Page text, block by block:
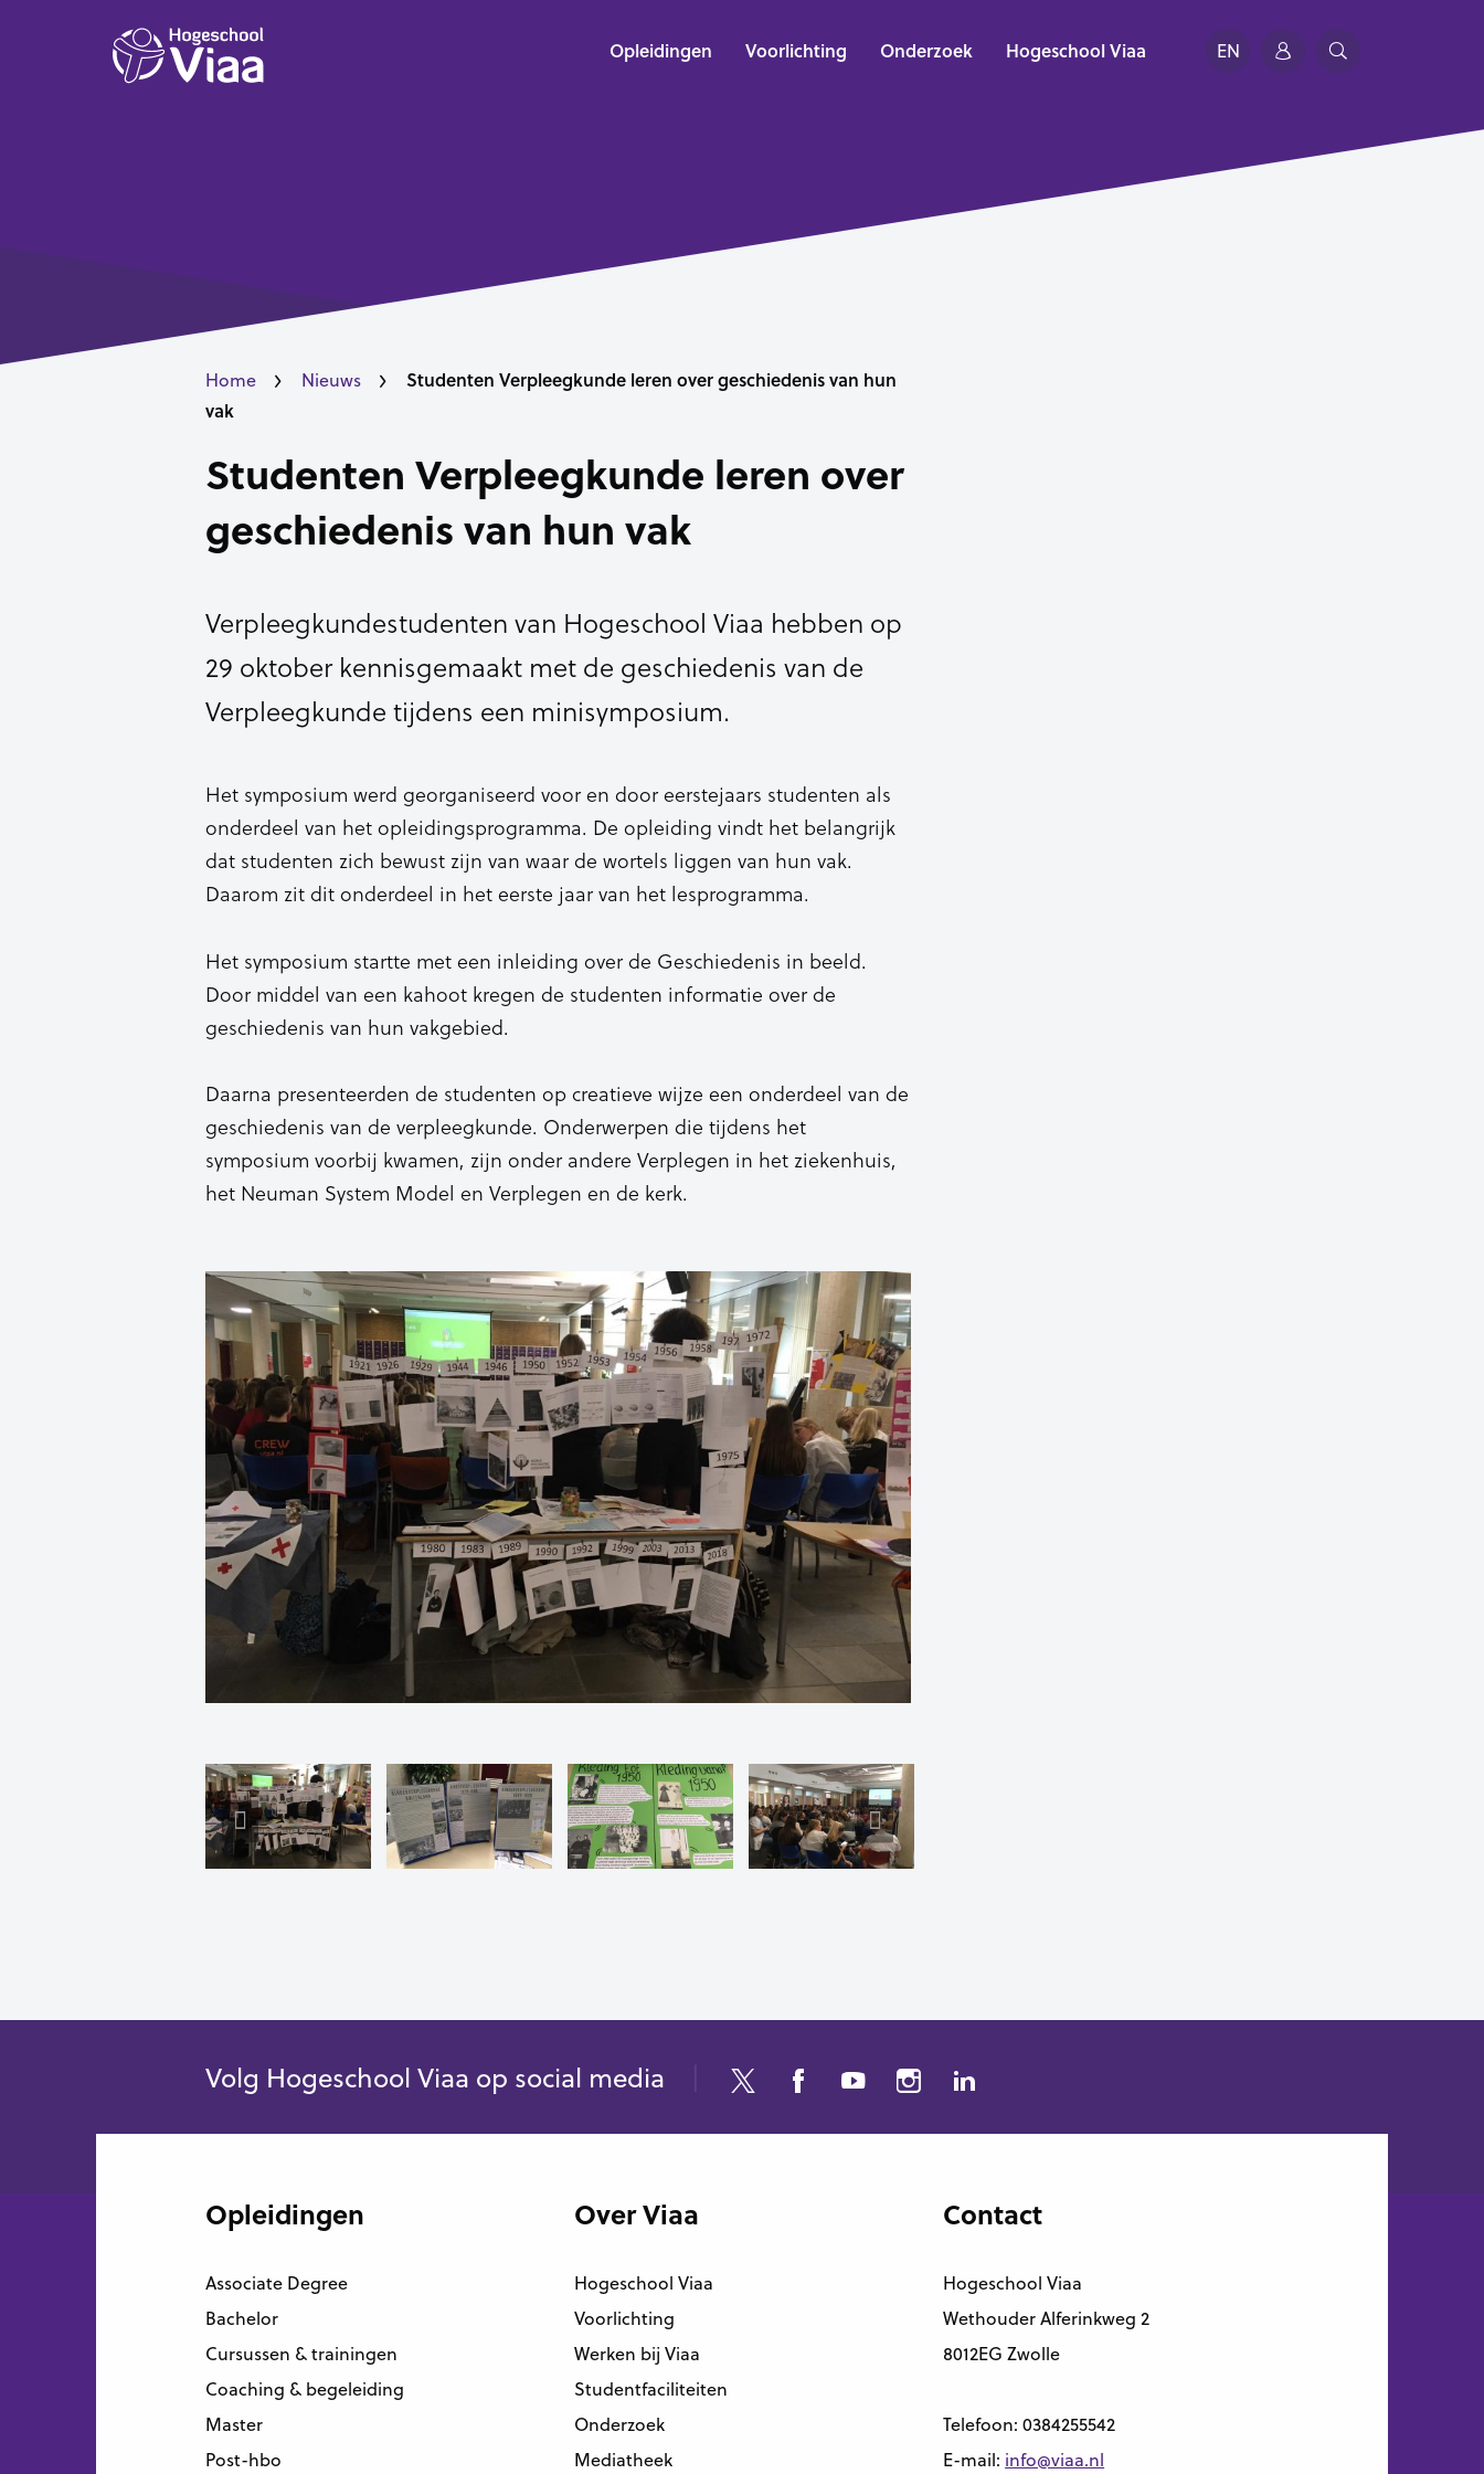
Opleidingen Voorlichting Onderzoek Hogeschool Viaa EN
Home Nieuws
Studenten Verpleegkunde leren over geschiedenis van hun
vak
Studenten Verpleegkunde leren over
geschiedenis van hun vak
Verpleegkundestudenten van Hogeschool Viaa hebben op
29 oktober kennisgemaakt met de geschiedenis van de
Verpleegkunde tijdens een minisymposium.
Het symposium werd georganiseerd voor en door eerstejaars studenten als
onderdeel van het opleidingsprogramma. De opleiding vindt het belangrijk
dat studenten zich bewust zijn van waar de wortels liggen van hun vak.
Daarom zit dit onderdeel in het eerste jaar van het lesprogramma.
Het symposium startte met een inleiding over de Geschiedenis in beeld.
Door middel van een kahoot kregen de studenten informatie over de
geschiedenis van hun vakgebied.
Daarna presenteerden de studenten op creatieve wijze een onderdeel van de
geschiedenis van de verpleegkunde. Onderwerpen die tijdens het
symposium voorbij kwamen, zijn onder andere Verplegen in het ziekenhuis,
het Neuman System Model en Verplegen en de kerk.
Volg Hogeschool Viaa op social media
Opleidingen
Associate Degree
Bachelor
Cursussen & trainingen
Coaching & begeleiding
Master
Post-hbo
Over Viaa
Hogeschool Viaa
Voorlichting
Werken bij Viaa
Studentfaciliteiten
Onderzoek
Mediatheek
Contact
Hogeschool Viaa
Wethouder Alferinkweg 2
8012EG Zwolle
Telefoon:0384255542
E-mail: info@viaa.nl